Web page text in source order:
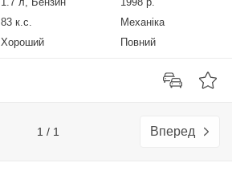
83 к.с.
Механіка
Хороший Повний
1 / 1 Вперед